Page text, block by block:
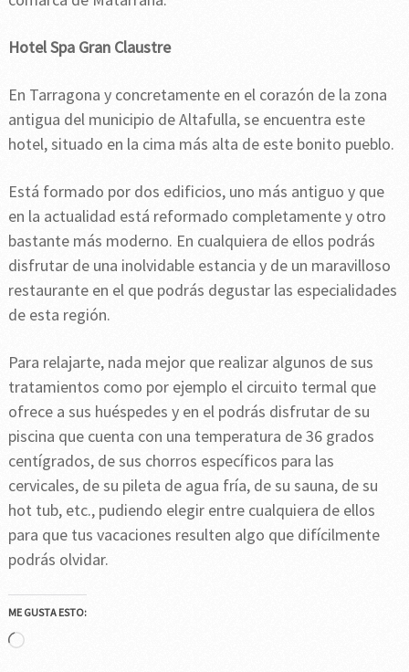
Hotel Spa Gran Claustre
En Tarragona y concretamente en el corazón de la zona
antigua del municipio de Altafulla, se encuentra este
hotel, situado en la cima más alta de este bonito pueblo.
Está formado por dos edificios, uno más antiguo y que
en la actualidad está reformado completamente y otro
bastante más moderno. En cualquiera de ellos podrás
disfrutar de una inolvidable estancia y de un maravilloso
restaurante en el que podrás degustar las especialidades
de esta región.
Para relajarte, nada mejor que realizar algunos de sus
tratamientos como por ejemplo el circuito termal que
ofrece a sus huéspedes y en el podrás disfrutar de su
piscina que cuenta con una temperatura de 36 grados
centígrados, de sus chorros específicos para las
cervicales, de su pileta de agua fría, de su sauna, de su
hot tub, etc., pudiendo elegir entre cualquiera de ellos
para que tus vacaciones resulten algo que difícilmente
podrás olvidar.
ME GUSTA ESTO:
Cargando...